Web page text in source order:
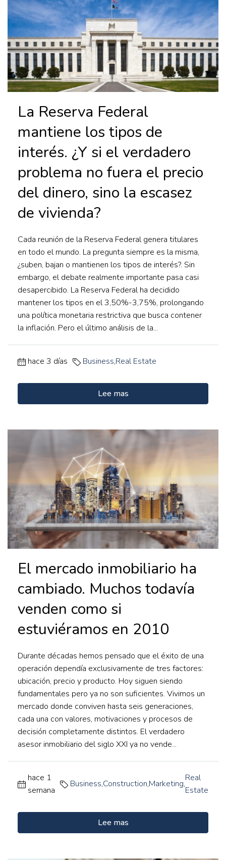
La Reserva Federal
mantiene los tipos de
interés. ¿Y si el verdadero
problema no fuera el precio
del dinero, sino la escasez
de vivienda?
Cada reunión de la Reserva Federal genera titulares
en todo el mundo. La pregunta siempre es la misma,
¿suben, bajan o mantienen los tipos de interés?. Sin
embargo, el debate realmente importante pasa casi
desapercibido. La Reserva Federal ha decidido
mantener los tipos en el 3,50%-3,75%, prolongando
una política monetaria restrictiva que busca contener
la inflación. Pero el último análisis de la...
hace 3 días Business,Real Estate
Lee mas
El mercado inmobiliario ha
cambiado. Muchos todavía
venden como si
estuviéramos en 2010
Durante décadas hemos pensado que el éxito de una
operación dependía exclusivamente de tres factores:
ubicación, precio y producto. Hoy siguen siendo
fundamentales pero ya no son suficientes. Vivimos un
mercado donde conviven hasta seis generaciones,
cada una con valores, motivaciones y procesos de
decisión completamente distintos. El verdadero
asesor inmobiliario del siglo XXI ya no vende...
hace 1
semana
Business,Construction,Marketing,
Real
Estate
Lee mas